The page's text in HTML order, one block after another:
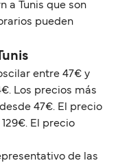
a Tunis que son
pueden
entre 47€ y
Los precios más
47€. El precio
El precio
de las